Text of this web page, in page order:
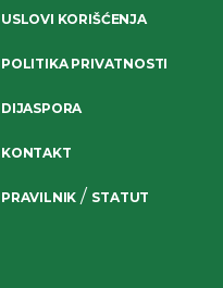
USLOVI KORIŠĆENJA
POLITIKA PRIVATNOSTI
DIJASPORA
KONTAKT
PRAVILNIK / STATUT